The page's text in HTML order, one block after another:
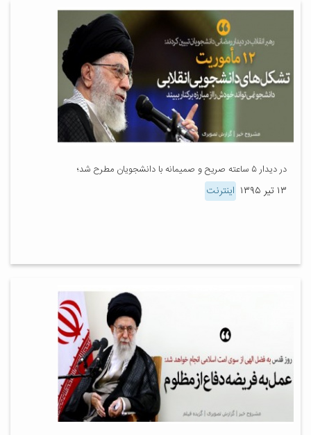
در دیدار ۵ ساعته صریح و صمیمانه با دانشجویان مطرح شد؛
۱۳ تیر ۱۳۹۵ اینترنت